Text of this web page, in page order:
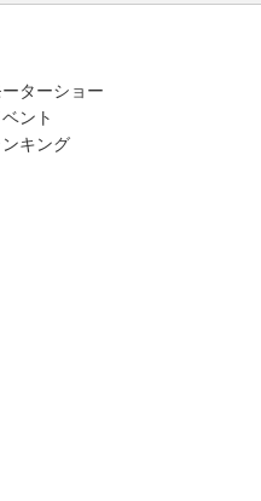
ーターショー
ント
ンキング